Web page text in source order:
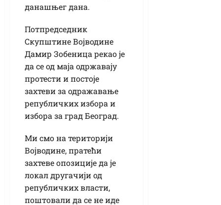
данашњег дана.
Потпредседник
Скупштине Војводине
Дамир Зобеница рекао је
да се од маја одржавају
протести и постоје
захтеви за одражавање
републичких избора и
избора за град Београд.
Ми смо на територији
Војводине, пратећи
захтеве опозиције да је
локал другачији од
републичких власти,
поштовали да се не иде